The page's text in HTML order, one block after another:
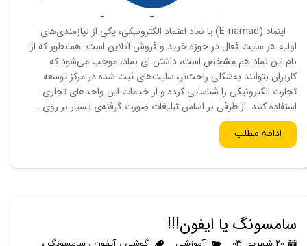
اینماد (E-namad) یا نماد اعتماد الکترونیکی، یکی از نیازمندی‌های
اولیه هر سایت فعال در حوزه خرید و فروش آنلاین است. همانطور که از
نام این نماد هم مشخص است، داشتن ای نماد، موجب می‌شود که
کاربران بتوانند به‌شکلی راحت‌تر، سایت‌های ثبت شده در مرکز توسعه
تجارت الکترونیکی را شناسایی کرده و از خدمات این واحدهای تجاری
استفاده کنند. از طرفی بر اساس تبلیغات صورت گرفته‌ی بسیار بر روی …
ادامه مطلب
سامسونگ یا ایفون!!!